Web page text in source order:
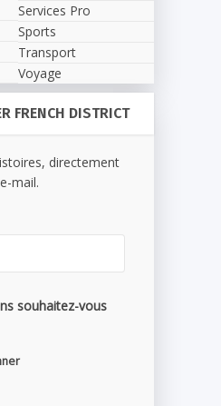
Services Pro
Sports
Transport
Voyage
FRENCH DISTRICT
directement
mail.
souhaitez-vous